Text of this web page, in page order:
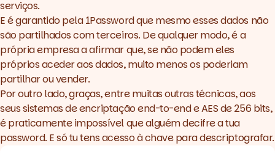
serviços.
E é garantido pela1Passwordque mesmo esses dados não
são partilhados com terceiros. De qualquer modo, é a
própria empresa a afirmar que, se não podem eles
próprios aceder aos dados, muito menos os poderiam
partilhar ou vender.
Por outro lado, graças, entre muitas outras técnicas, aos
seus sistemas de encriptação end-to-end e AES de 256 bits,
é praticamente impossível que alguém decifre a tua
password. E só tu tens acesso à chave para descriptografar.